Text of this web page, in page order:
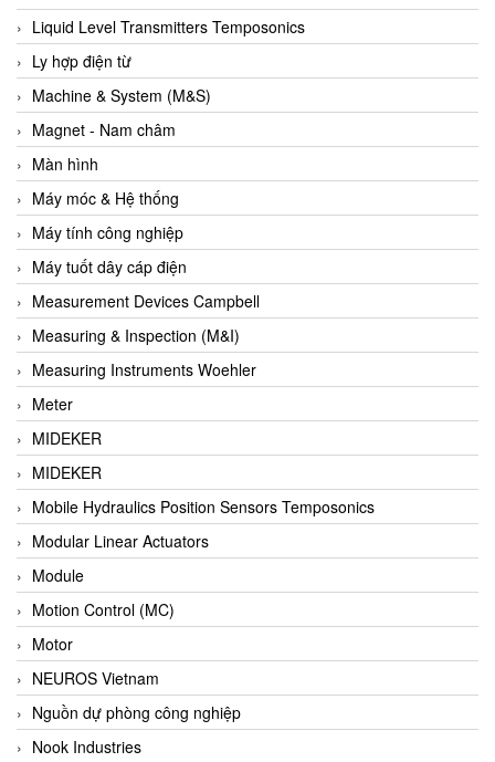
AZBIL
B&C Electronics
B&R
Babcok wilcox
Baelz Automatic Vietnam
Bahr Modultechnik Vietnam
Balluff
BamBo Vietnam
Barel Vietnam
Barksdale
Bartec
Basco
Baumer
Baumuller Vietnam
Baykee
BBC Bircher Smart Access
BCS ITALY
BEA SENSORS
Beacon Extender
Beckhoff
Bedook
Bei Sensor
Liquid Level Transmitters Temposonics
Ly hợp điện từ
Machine & System (M&S)
Magnet - Nam châm
Màn hình
Máy móc & Hệ thống
Máy tính công nghiệp
Máy tuốt dây cáp điện
Measurement Devices Campbell
Measuring & Inspection (M&I)
Measuring Instruments Woehler
Meter
MIDEKER
MIDEKER
Mobile Hydraulics Position Sensors Temposonics
Modular Linear Actuators
Module
Motion Control (MC)
Motor
NEUROS Vietnam
Nguồn dự phòng công nghiệp
Nook Industries